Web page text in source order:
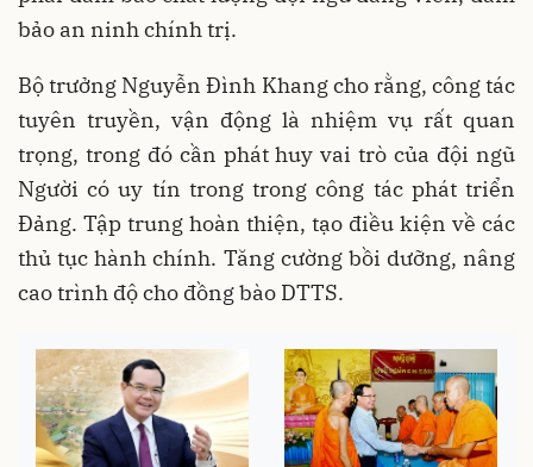
bảo an ninh chính trị.
Bộ trưởng Nguyễn Đình Khang cho rằng, công tác
tuyên truyền, vận động là nhiệm vụ rất quan
trọng, trong đó cần phát huy vai trò của đội ngũ
Người có uy tín trong trong công tác phát triển
Đảng. Tập trung hoàn thiện, tạo điều kiện về các
thủ tục hành chính. Tăng cường bồi dưỡng, nâng
cao trình độ cho đồng bào DTTS.